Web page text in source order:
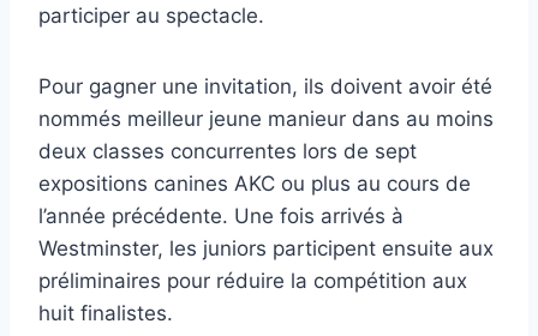
participer au spectacle.
Pour gagner une invitation, ils doivent avoir été
nommés meilleur jeune manieur dans au moins
deux classes concurrentes lors de sept
expositions canines AKC ou plus au cours de
l’année précédente. Une fois arrivés à
Westminster, les juniors participent ensuite aux
préliminaires pour réduire la compétition aux
huit finalistes.